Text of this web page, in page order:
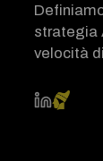
strategia
velocità